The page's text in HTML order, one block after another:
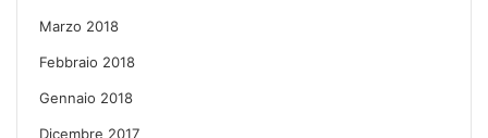
Marzo 2018
Febbraio 2018
Gennaio 2018
Dicembre 2017